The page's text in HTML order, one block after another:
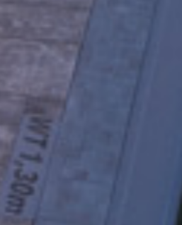
POOL & INDOOR SWIMMING
POOL